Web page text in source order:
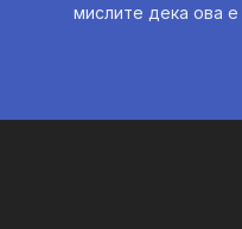
мислите дека ова е